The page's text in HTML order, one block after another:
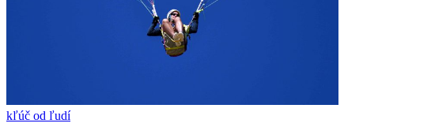
kľúč od ľudí